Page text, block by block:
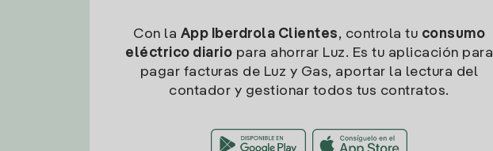
Con la App Iberdrola Clientes, controla tu consumo
eléctrico diario para ahorrar Luz. Es tu aplicación para
pagar facturas de Luz y Gas, aportar la lectura del
contador y gestionar todos tus contratos.